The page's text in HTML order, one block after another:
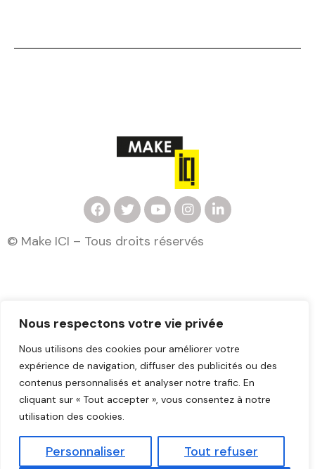
Nous respectons votre vie privée
Nous utilisons des cookies pour améliorer votre
expérience de navigation, diffuser des publicités ou des
contenus personnalisés et analyser notre trafic. En
cliquant sur « Tout accepter », vous consentez à notre
utilisation des cookies.
Personnaliser Tout refuser
F
a
c
e
T
w
i
t
Y
o
u
t
I
n
s
t
L
i
n
© Make ICI – Tous droits réservés
Mentions légales